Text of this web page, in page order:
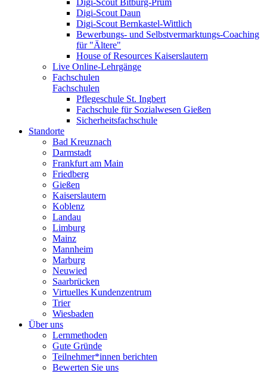
Digi-Scout Bitburg-Prüm
Digi-Scout Daun
Digi-Scout Bernkastel-Wittlich
Bewerbungs- und Selbstvermarktungs-Coaching
für "Ältere"
House of Resources Kaiserslautern
Live Online-Lehrgänge
Fachschulen
Fachschulen
Pflegeschule St. Ingbert
Fachschule für Sozialwesen Gießen
Sicherheitsfachschule
Standorte
Bad Kreuznach
Darmstadt
Frankfurt am Main
Friedberg
Gießen
Kaiserslautern
Koblenz
Landau
Limburg
Mainz
Mannheim
Marburg
Neuwied
Saarbrücken
Virtuelles Kundenzentrum
Trier
Wiesbaden
Über uns
Lernmethoden
Gute Gründe
Teilnehmer*innen berichten
Bewerten Sie uns